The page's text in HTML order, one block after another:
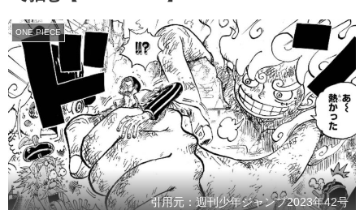
ONE PIECE
引用元：週刊少年ジャンプ2023年42号